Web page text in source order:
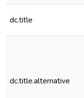
dc.title
dc.title.alternative